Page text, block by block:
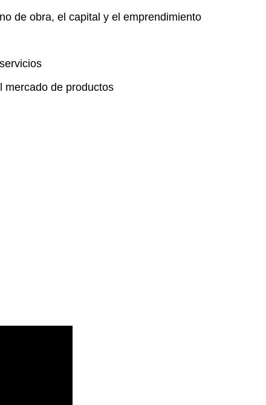
de obra, el capital y el emprendimiento
mercado de productos